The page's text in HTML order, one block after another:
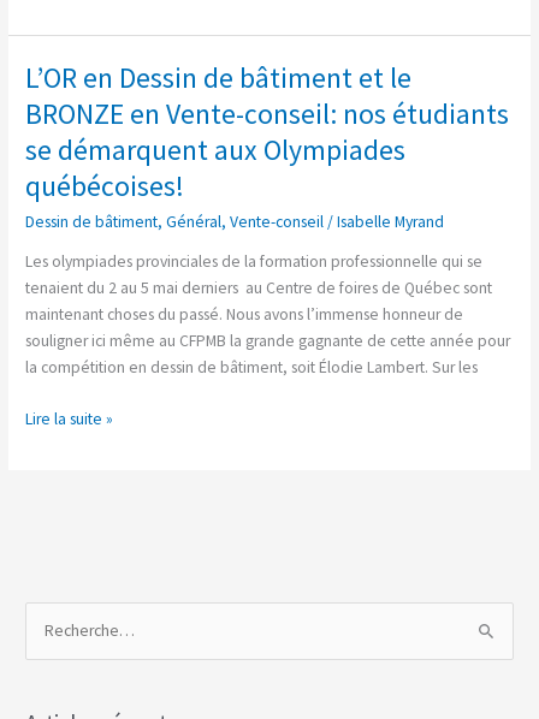
L’OR en Dessin de bâtiment et le
BRONZE en Vente-conseil: nos étudiants
se démarquent aux Olympiades
québécoises!
Dessin de bâtiment,Général,Vente-conseil/Isabelle Myrand
Les olympiades provinciales de la formation professionnelle qui se
tenaient du 2 au 5 mai derniers au Centre de foires de Québec sont
maintenant choses du passé. Nous avons l’immense honneur de
souligner ici même au CFPMB la grande gagnante de cette année pour
la compétition en dessin de bâtiment, soit Élodie Lambert. Sur les
L’OR
Dessin
de
bâtiment
et
le
BRONZE
en
Vente-
conseil:
nos
se
Lire la suite »